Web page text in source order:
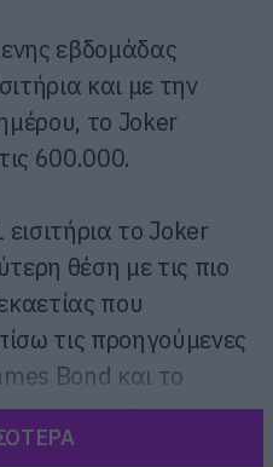
εβδομάδας
και με την
το Joker
600.000.
το Joker
θέση με τις πιο
που
τις προηγούμενες
Bond και το
το χωρίζουν μόλις
Ένας άλλος Κόσμος